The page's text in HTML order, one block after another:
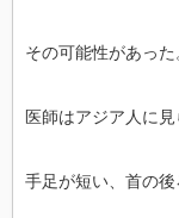
その可能性があった
医師はアジア人に
手足が短い、首の後